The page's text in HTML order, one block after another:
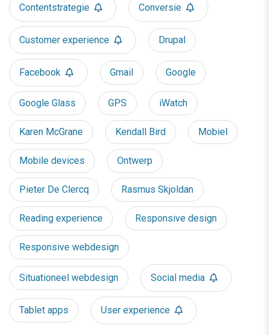
Contentstrategie Conversie
Customer experience Drupal
Facebook Gmail Google
Google Glass GPS iWatch
Karen McGrane Kendall Bird Mobiel
Mobile devices Ontwerp
Pieter De Clercq Rasmus Skjoldan
Reading experience Responsive design
Responsive webdesign
Situationeel webdesign Social media
Tablet apps User experience